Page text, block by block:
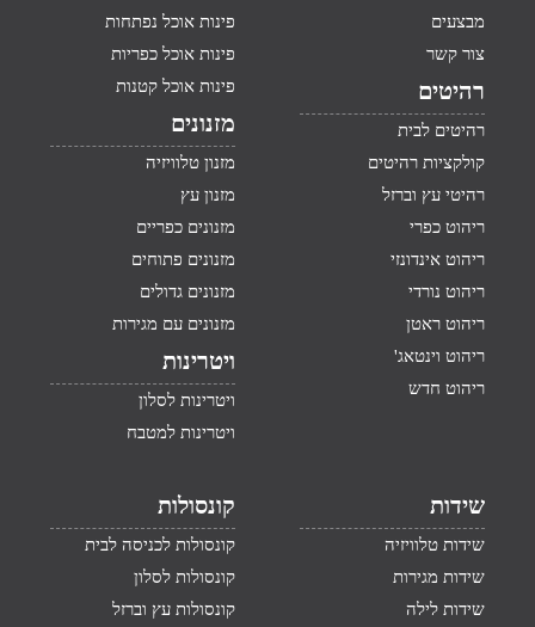
מבצעים
צור קשר
רהיטים
רהיטים לבית
קולקציות רהיטים
רהיטי עץ וברזל
ריהוט כפרי
ריהוט אינדונזי
ריהוט נורדי
ריהוט ראטן
ריהוט וינטאג'
ריהוט חדש
פינות אוכל נפתחות
פינות אוכל כפריות
פינות אוכל קטנות
מזנונים
מזנון טלוויזיה
מזנון עץ
מזנונים כפריים
מזנונים פתוחים
מזנונים גדולים
מזנונים עם מגירות
ויטרינות
ויטרינות לסלון
ויטרינות למטבח
שידות
שידות טלוויזיה
שידות מגירות
שידות לילה
קונסולות
קונסולות לכניסה לבית
קונסולות לסלון
קונסולות עץ וברזל